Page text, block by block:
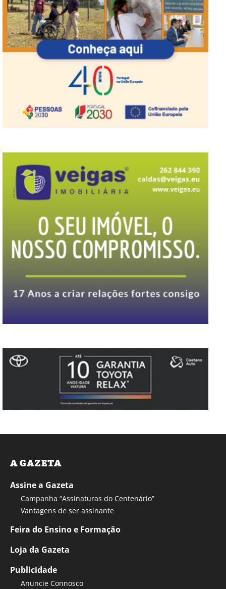
A GAZETA
Assine a Gazeta
Campanha “Assinaturas do Centenário”
Vantagens de ser assinante
Feira do Ensino e Formação
Loja da Gazeta
Publicidade
Anuncie Connosco